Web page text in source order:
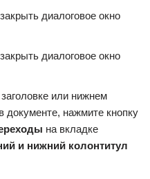
диалоговое окно
диалоговое окно
или нижнем
документе, нажмите кнопку
на вкладке
и нижний колонтитул